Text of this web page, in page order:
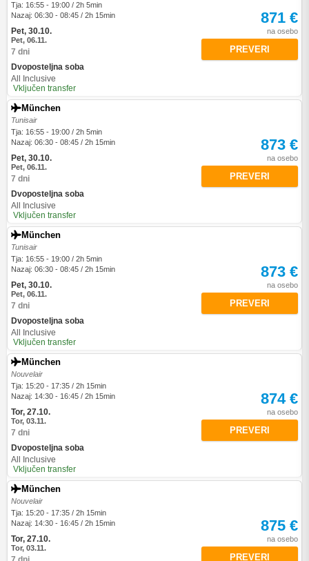
Tja: 16:55 - 19:00 / 2h 5min
Nazaj: 06:30 - 08:45 / 2h 15min
Pet, 30.10.
Pet, 06.11.
7 dni
Dvoposteljna soba
All Inclusive
Vključen transfer
871 €
na osebo
PREVERI
München
Tunisair
Tja: 16:55 - 19:00 / 2h 5min
Nazaj: 06:30 - 08:45 / 2h 15min
Pet, 30.10.
Pet, 06.11.
7 dni
Dvoposteljna soba
All Inclusive
Vključen transfer
873 €
na osebo
PREVERI
München
Tunisair
Tja: 16:55 - 19:00 / 2h 5min
Nazaj: 06:30 - 08:45 / 2h 15min
Pet, 30.10.
Pet, 06.11.
7 dni
Dvoposteljna soba
All Inclusive
Vključen transfer
873 €
na osebo
PREVERI
München
Nouvelair
Tja: 15:20 - 17:35 / 2h 15min
Nazaj: 14:30 - 16:45 / 2h 15min
Tor, 27.10.
Tor, 03.11.
7 dni
Dvoposteljna soba
All Inclusive
Vključen transfer
874 €
na osebo
PREVERI
München
Nouvelair
Tja: 15:20 - 17:35 / 2h 15min
Nazaj: 14:30 - 16:45 / 2h 15min
Tor, 27.10.
Tor, 03.11.
875 €
na osebo
PREVERI